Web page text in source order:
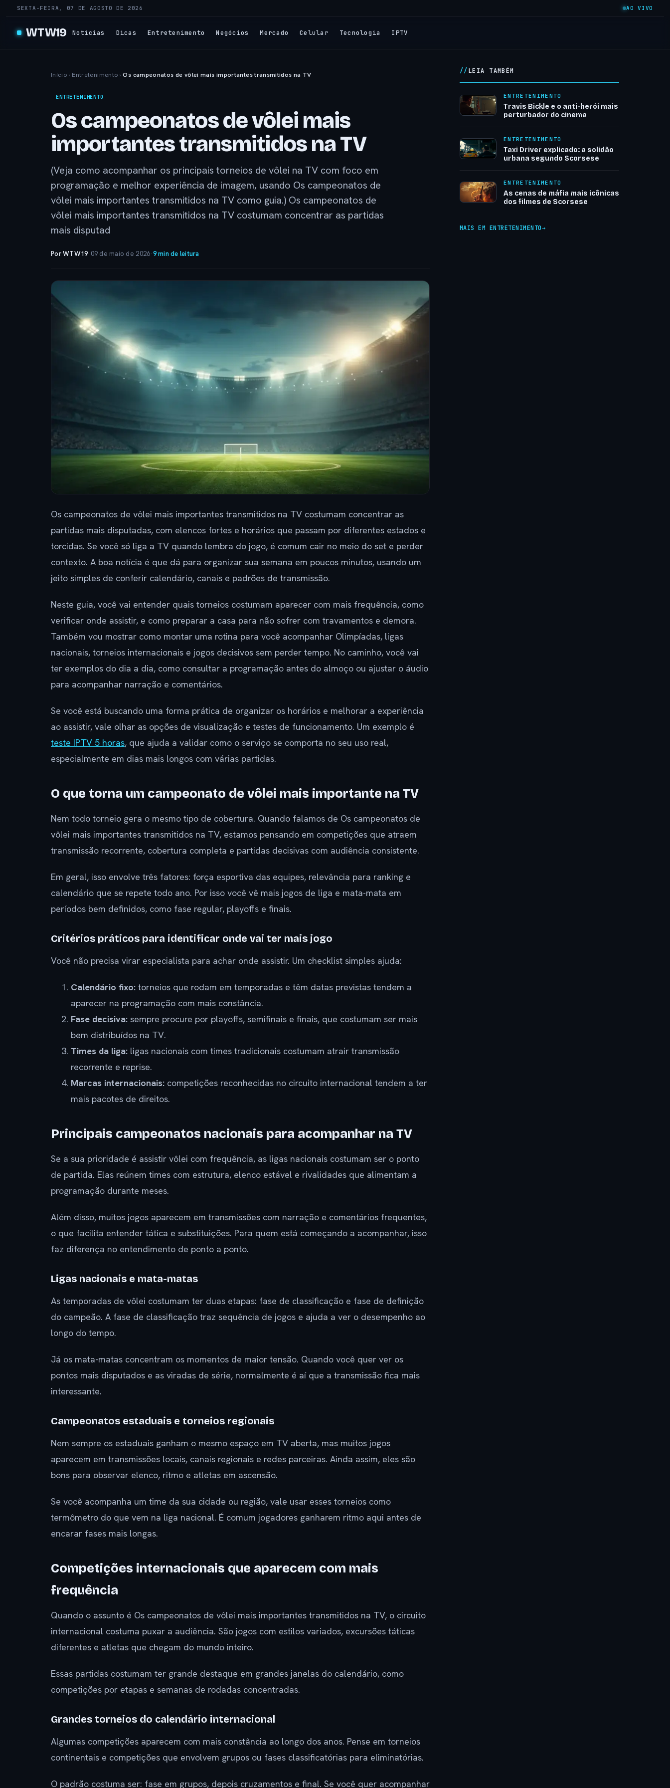
SEXTA-FEIRA, 07 DE AGOSTO DE 2026 AO VIVO
WTW19 Notícias Dicas Entretenimento Negócios Mercado Celular Tecnologia IPTV
Início › Entretenimento › Os campeonatos de vôlei mais importantes transmitidos na TV
ENTRETENIMENTO
Os campeonatos de vôlei mais
importantes transmitidos na TV
(Veja como acompanhar os principais torneios de vôlei na TV com foco em
programação e melhor experiência de imagem, usando Os campeonatos de
vôlei mais importantes transmitidos na TV como guia.) Os campeonatos de
vôlei mais importantes transmitidos na TV costumam concentrar as partidas
mais disputad
Por WTW19· 09 de maio de 2026·9 min de leitura
Os campeonatos de vôlei mais importantes transmitidos na TV costumam concentrar as
partidas mais disputadas, com elencos fortes e horários que passam por diferentes estados e
torcidas. Se você só liga a TV quando lembra do jogo, é comum cair no meio do set e perder
contexto. A boa notícia é que dá para organizar sua semana em poucos minutos, usando um
jeito simples de conferir calendário, canais e padrões de transmissão.
Neste guia, você vai entender quais torneios costumam aparecer com mais frequência, como
verificar onde assistir, e como preparar a casa para não sofrer com travamentos e demora.
Também vou mostrar como montar uma rotina para você acompanhar Olimpíadas, ligas
nacionais, torneios internacionais e jogos decisivos sem perder tempo. No caminho, você vai
ter exemplos do dia a dia, como consultar a programação antes do almoço ou ajustar o áudio
para acompanhar narração e comentários.
Se você está buscando uma forma prática de organizar os horários e melhorar a experiência
ao assistir, vale olhar as opções de visualização e testes de funcionamento. Um exemplo é
teste IPTV 5 horas, que ajuda a validar como o serviço se comporta no seu uso real,
especialmente em dias mais longos com várias partidas.
O que torna um campeonato de vôlei mais importante na TV
Nem todo torneio gera o mesmo tipo de cobertura. Quando falamos de Os campeonatos de
vôlei mais importantes transmitidos na TV, estamos pensando em competições que atraem
transmissão recorrente, cobertura completa e partidas decisivas com audiência consistente.
Em geral, isso envolve três fatores: força esportiva das equipes, relevância para ranking e
calendário que se repete todo ano. Por isso você vê mais jogos de liga e mata-mata em
períodos bem definidos, como fase regular, playoffs e finais.
Critérios práticos para identificar onde vai ter mais jogo
Você não precisa virar especialista para achar onde assistir. Um checklist simples ajuda:
Calendário fixo: torneios que rodam em temporadas e têm datas previstas tendem a
aparecer na programação com mais constância.
Fase decisiva: sempre procure por playoffs, semifinais e finais, que costumam ser mais
bem distribuídos na TV.
Times da liga: ligas nacionais com times tradicionais costumam atrair transmissão
recorrente e reprise.
Marcas internacionais: competições reconhecidas no circuito internacional tendem a ter
mais pacotes de direitos.
Principais campeonatos nacionais para acompanhar na TV
Se a sua prioridade é assistir vôlei com frequência, as ligas nacionais costumam ser o ponto
de partida. Elas reúnem times com estrutura, elenco estável e rivalidades que alimentam a
programação durante meses.
Além disso, muitos jogos aparecem em transmissões com narração e comentários frequentes,
o que facilita entender tática e substituições. Para quem está começando a acompanhar, isso
faz diferença no entendimento de ponto a ponto.
Ligas nacionais e mata-matas
As temporadas de vôlei costumam ter duas etapas: fase de classificação e fase de definição
do campeão. A fase de classificação traz sequência de jogos e ajuda a ver o desempenho ao
longo do tempo.
Já os mata-matas concentram os momentos de maior tensão. Quando você quer ver os
pontos mais disputados e as viradas de série, normalmente é aí que a transmissão fica mais
interessante.
Campeonatos estaduais e torneios regionais
Nem sempre os estaduais ganham o mesmo espaço em TV aberta, mas muitos jogos
aparecem em transmissões locais, canais regionais e redes parceiras. Ainda assim, eles são
bons para observar elenco, ritmo e atletas em ascensão.
Se você acompanha um time da sua cidade ou região, vale usar esses torneios como
termômetro do que vem na liga nacional. É comum jogadores ganharem ritmo aqui antes de
encarar fases mais longas.
Competições internacionais que aparecem com mais
frequência
Quando o assunto é Os campeonatos de vôlei mais importantes transmitidos na TV, o circuito
internacional costuma puxar a audiência. São jogos com estilos variados, excursões táticas
diferentes e atletas que chegam do mundo inteiro.
Essas partidas costumam ter grande destaque em grandes janelas do calendário, como
competições por etapas e semanas de rodadas concentradas.
Grandes torneios do calendário internacional
Algumas competições aparecem com mais constância ao longo dos anos. Pense em torneios
continentais e competições que envolvem grupos ou fases classificatórias para eliminatórias.
O padrão costuma ser: fase em grupos, depois cruzamentos e final. Se você quer acompanhar
LEIA TAMBÉM
ENTRETENIMENTO
Travis Bickle e o anti-herói mais
perturbador do cinema
ENTRETENIMENTO
Taxi Driver explicado: a solidão
urbana segundo Scorsese
ENTRETENIMENTO
As cenas de máfia mais icônicas
dos filmes de Scorsese
MAIS EM ENTRETENIMENTO